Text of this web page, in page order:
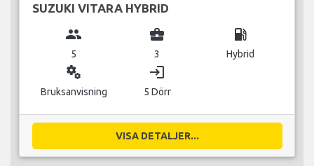
SUZUKI VITARA HYBRID
group
5
business_center
3
local_gas_station
Hybrid
miscellaneous_services
Bruksanvisning
login
5 Dörr
VISA DETALJER...